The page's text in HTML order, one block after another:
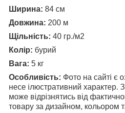
Ширина: 84 см
Довжина: 200 м
Щільність: 40 гр./м2
Колір: бурий
Вага: 5 кг
Особливість: Фото на сайті є
несе ілюстративний характер.
може відрізнятись від
товару за дизайном, кольором